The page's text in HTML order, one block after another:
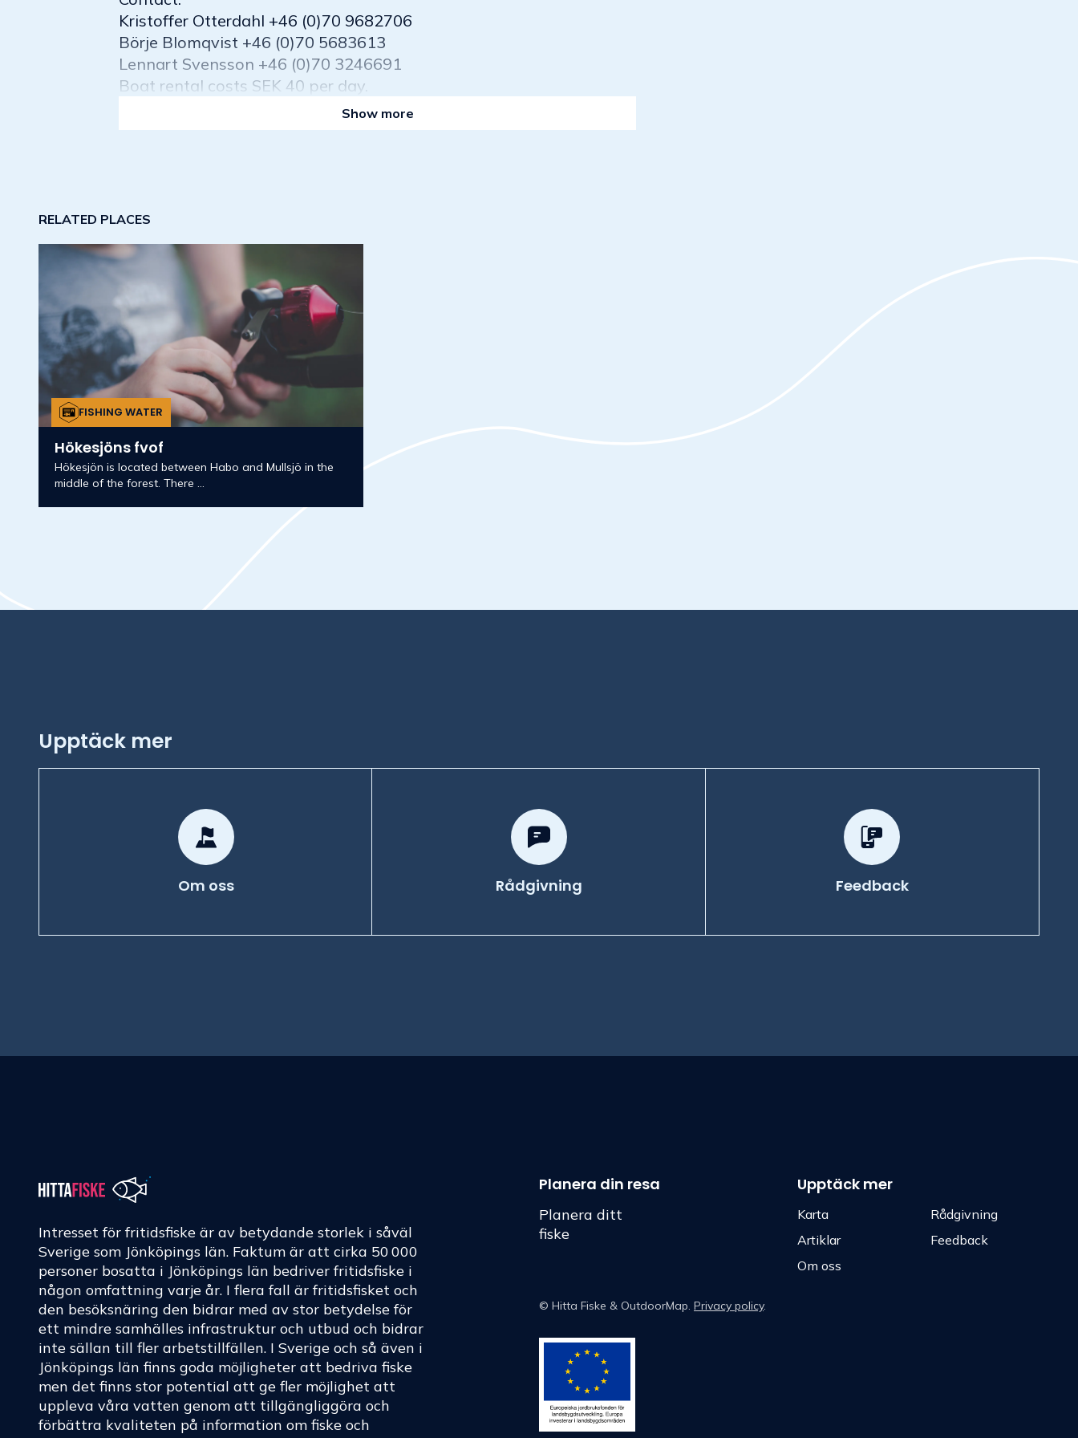
Kristoffer Otterdahl +46 (0)70 9682706
Börje Blomqvist +46 (0)70 5683613
Lennart Svensson +46 (0)70 3246691
Boat rental costs SEK 40 per day.
Show more
RELATED PLACES
FISHING WATER
Hökesjöns fvof
Hökesjön is located between Habo and Mullsjö in the
middle of the forest. There ...
Upptäck mer
Om oss Rådgivning Feedback
Intresset för fritidsfiske är av betydande storlek i såväl
Sverige som Jönköpings län. Faktum är att cirka 50 000
personer bosatta i Jönköpings län bedriver fritidsfiske i
någon omfattning varje år. I flera fall är fritidsfisket och
den besöksnäring den bidrar med av stor betydelse för
ett mindre samhälles infrastruktur och utbud och bidrar
inte sällan till fler arbetstillfällen. I Sverige och så även i
Jönköpings län finns goda möjligheter att bedriva fiske
men det finns stor potential att ge fler möjlighet att
uppleva våra vatten genom att tillgängliggöra och
förbättra kvaliteten på information om fiske och
Planera din resa
Planera ditt
fiske
Upptäck mer
Karta
Artiklar
Om oss
Rådgivning
Feedback
© Hitta Fiske & OutdoorMap. Privacy policy.